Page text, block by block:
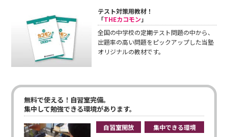
テスト対策用教材！
「THEカコモン」
全国の中学校の定期テスト問題の中から、
出題率の高い問題をピックアップした当塾
オリジナルの教材です。
無料で使える！自習室完備。
集中して勉強できる環境があります。
自習室開放
集中できる環境